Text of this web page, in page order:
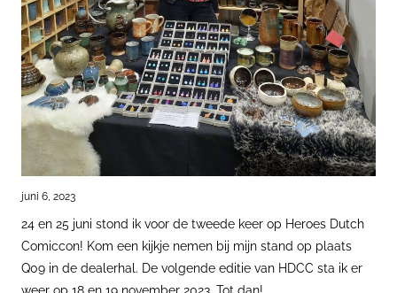
juni 6, 2023
24 en 25 juni stond ik voor de tweede keer op Heroes Dutch
Comiccon! Kom een kijkje nemen bij mijn stand op plaats
Q09 in de dealerhal. De volgende editie van HDCC sta ik er
weer op 18 en 19 november 2023. Tot dan!